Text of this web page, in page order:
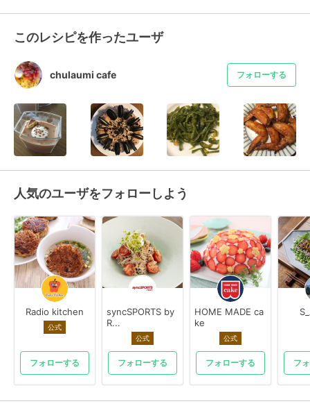
このレシピを作ったユーザ
chulaumi cafe フォローする
人気のユーザをフォローしよう
Radio kitchen
公式
フォローする
syncSPORTS by
R...
公式
フォローする
HOME MADE ca
ke
公式
フォローする フ